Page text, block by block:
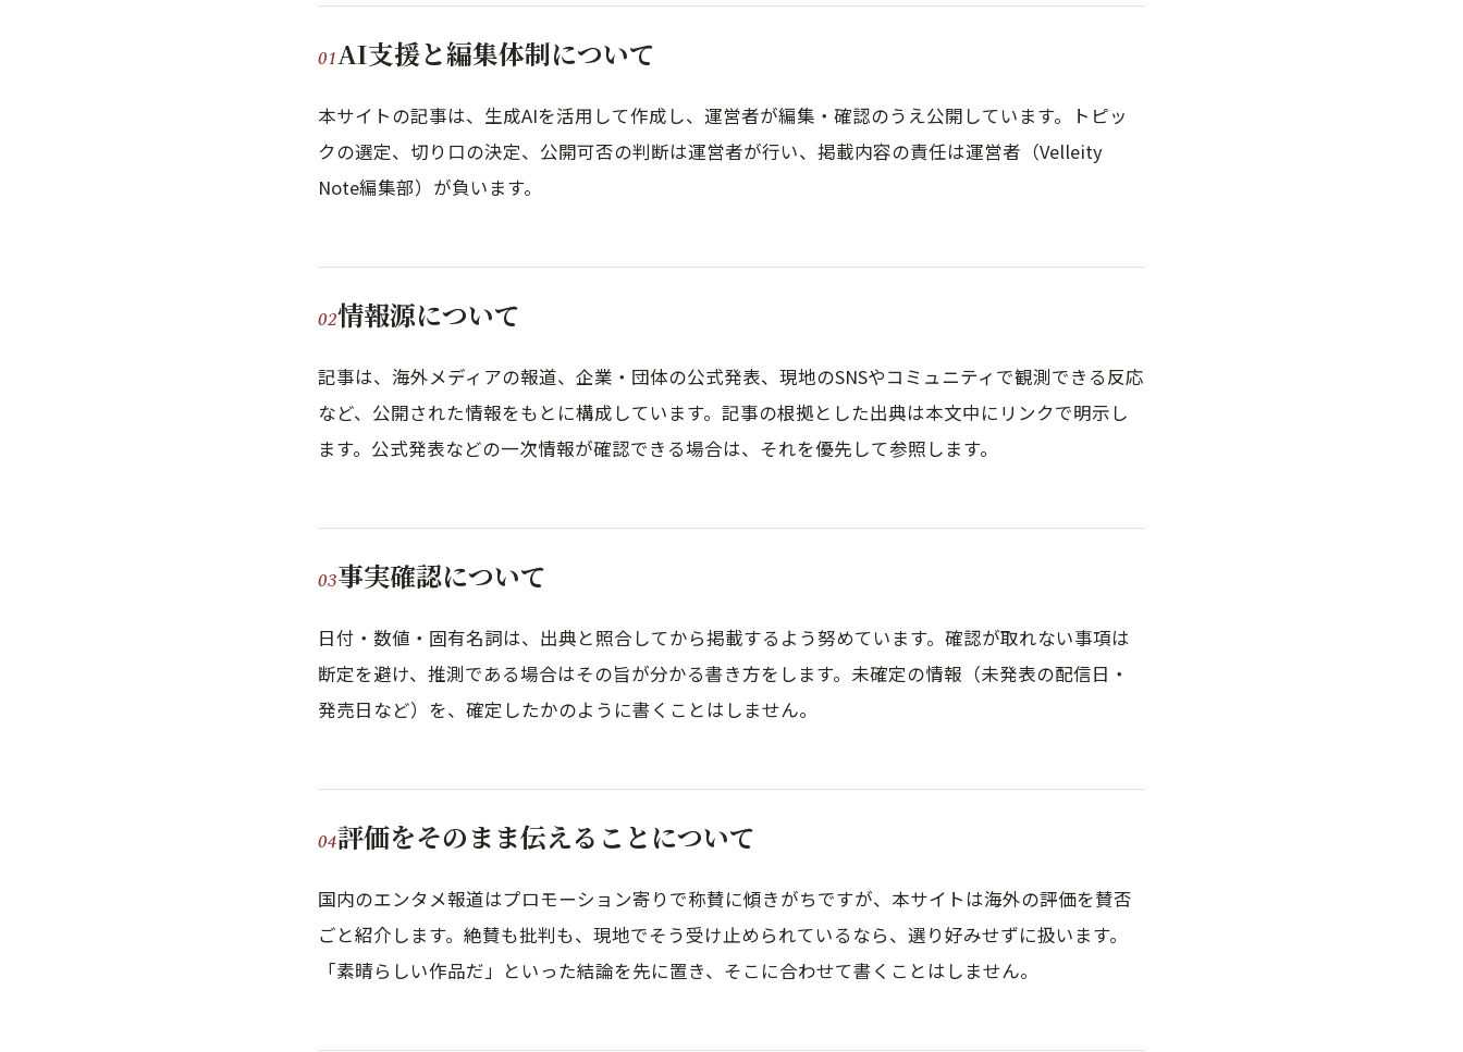
AI支援と編集体制について
本サイトの記事は、生成AIを活用して作成し、運営者が編集・確認のうえ公開しています。トピッ
クの選定、切り口の決定、公開可否の判断は運営者が行い、掲載内容の責任は運営者（Velleity
Note編集部）が負います。
情報源について
記事は、海外メディアの報道、企業・団体の公式発表、現地のSNSやコミュニティで観測できる反応
など、公開された情報をもとに構成しています。記事の根拠とした出典は本文中にリンクで明示し
ます。公式発表などの一次情報が確認できる場合は、それを優先して参照します。
事実確認について
日付・数値・固有名詞は、出典と照合してから掲載するよう努めています。確認が取れない事項は
断定を避け、推測である場合はその旨が分かる書き方をします。未確定の情報（未発表の配信日・
発売日など）を、確定したかのように書くことはしません。
評価をそのまま伝えることについて
国内のエンタメ報道はプロモーション寄りで称賛に傾きがちですが、本サイトは海外の評価を賛否
ごと紹介します。絶賛も批判も、現地でそう受け止められているなら、選り好みせずに扱います。
「素晴らしい作品だ」といった結論を先に置き、そこに合わせて書くことはしません。